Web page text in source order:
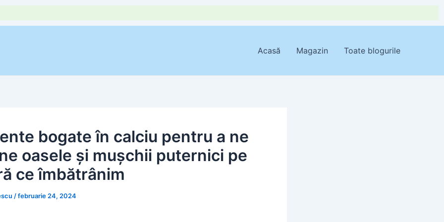
Acasă Magazin Toate blogurile
bogate în calciu pentru a ne
oasele și mușchii puternici pe
ce îmbătrânim
/februarie 24, 2024